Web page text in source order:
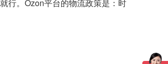
行。Ozon平台的物流政策是：时